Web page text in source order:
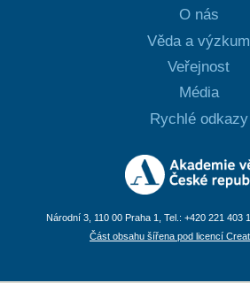
O nás
Věda a výzkum
Veřejnost
Média
Rychlé odkazy
Národní 3, 110 00 Praha 1, Tel.: +420 221 403
Část obsahu šířena pod licencí